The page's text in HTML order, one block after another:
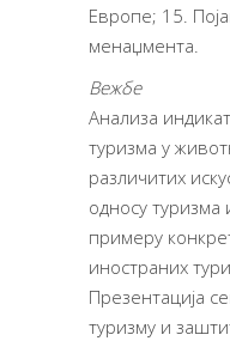
Европе; 15.
менаџмента.
Вежбе
Анализа
туризма у
различитих
односу
примеру
иностраних
Презентација
туризму и